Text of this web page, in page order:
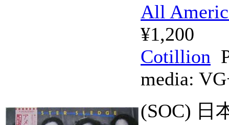
All
¥1,200
Cotillion
media:
(SOC) 日